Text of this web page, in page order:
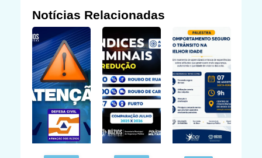
Notícias Relacionadas